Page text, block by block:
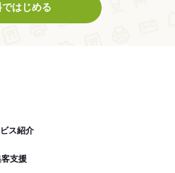
はじめる
ス紹介
支援